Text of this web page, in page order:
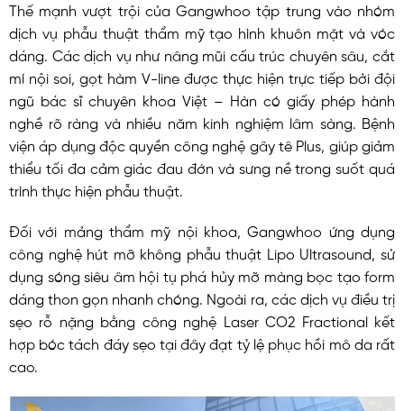
Thế mạnh vượt trội của Gangwhoo tập trung vào nhóm
dịch vụ phẫu thuật thẩm mỹ tạo hình khuôn mặt và vóc
dáng. Các dịch vụ như nâng mũi cấu trúc chuyên sâu, cắt
mí nội soi, gọt hàm V-line được thực hiện trực tiếp bởi đội
ngũ bác sĩ chuyên khoa Việt – Hàn có giấy phép hành
nghề rõ ràng và nhiều năm kinh nghiệm lâm sàng. Bệnh
viện áp dụng độc quyền công nghệ gây tê Plus, giúp giảm
thiểu tối đa cảm giác đau đớn và sưng nề trong suốt quá
trình thực hiện phẫu thuật.
Đối với mảng thẩm mỹ nội khoa, Gangwhoo ứng dụng
công nghệ hút mỡ không phẫu thuật Lipo Ultrasound, sử
dụng sóng siêu âm hội tụ phá hủy mỡ màng bọc tạo form
dáng thon gọn nhanh chóng. Ngoài ra, các dịch vụ điều trị
sẹo rỗ nặng bằng công nghệ Laser CO2 Fractional kết
hợp bóc tách đáy sẹo tại đây đạt tỷ lệ phục hồi mô da rất
cao.